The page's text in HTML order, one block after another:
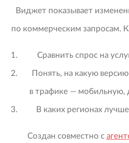
Виджет показывает
по коммерческим запросам.
Сравнить спрос на
Понять, на какую версию
в трафике — мобильную,
В каких регионах
Создан совместно с